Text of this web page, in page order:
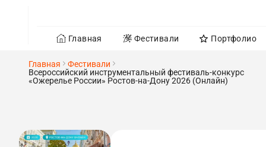
Главная Фестивали Портфолио
Главная
Фестивали
Всероссийский инструментальный фестиваль-конкурс
«Ожерелье России» Ростов-на-Дону 2026 (Онлайн)